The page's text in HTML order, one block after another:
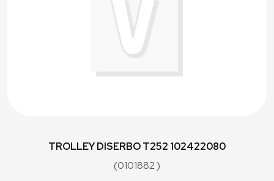
TROLLEY DISERBO T252 102422080
(0101882 )